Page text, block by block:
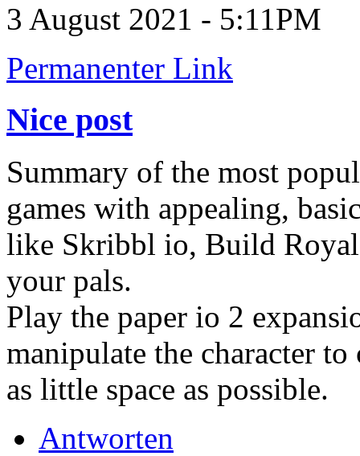
3 August 2021 - 5:11PM
Permanenter Link
Nice post
Summary of the most
games with appealing,
like Skribbl io, Build
your pals.
Play the paper io 2
manipulate the character
as little space as possible.
Antworten